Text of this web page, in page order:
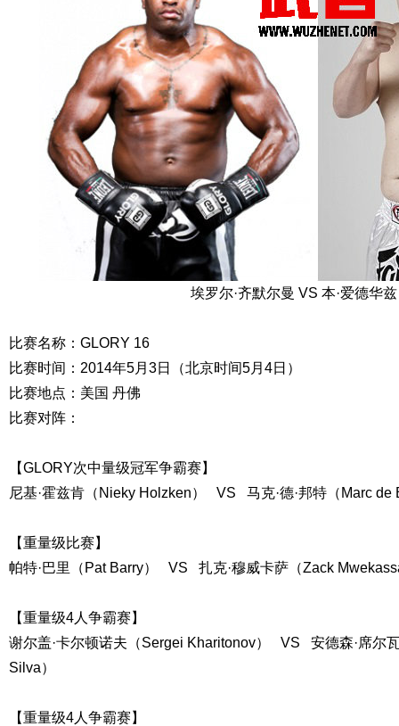
埃罗尔·齐默尔曼 VS 本·爱德华兹
比赛名称：GLORY 16
比赛时间：2014年5月3日（北京时间5月4日）
比赛地点：美国 丹佛
比赛对阵：
【GLORY次中量级冠军争霸赛】
尼基·霍兹肯（Nieky Holzken） VS 马克·德·邦特（Marc de
【重量级比赛】
帕特·巴里（Pat Barry） VS 扎克·穆威卡萨（Zack
【重量级4人争霸赛】
谢尔盖·卡尔顿诺夫（Sergei Kharitonov） VS 安德森·席尔
Silva）
【重量级4人争霸赛】